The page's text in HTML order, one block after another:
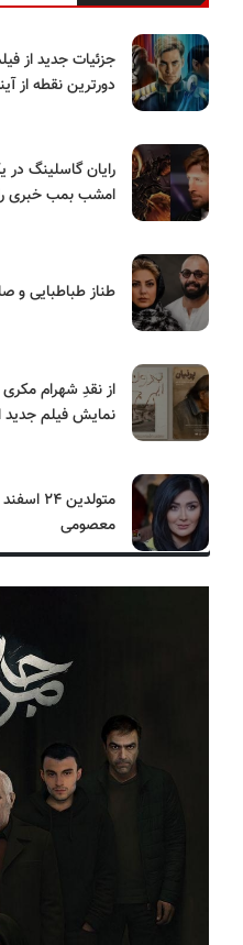
جزئیات جدید از
دورترین نقطه از
رایان گاسلینگ
امشب بمب خبری
طناز طباطبایی و
از نقدِ شهرام
نمایش فیلم جدید
معصومی